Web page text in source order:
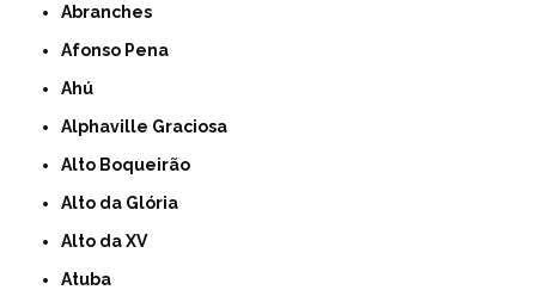
Abranches
Afonso Pena
Ahú
Alphaville Graciosa
Alto Boqueirão
Alto da Glória
Alto da XV
Atuba